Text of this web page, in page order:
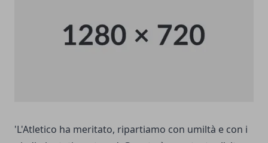
'L'Atletico ha meritato, ripartiamo con umiltà e con i